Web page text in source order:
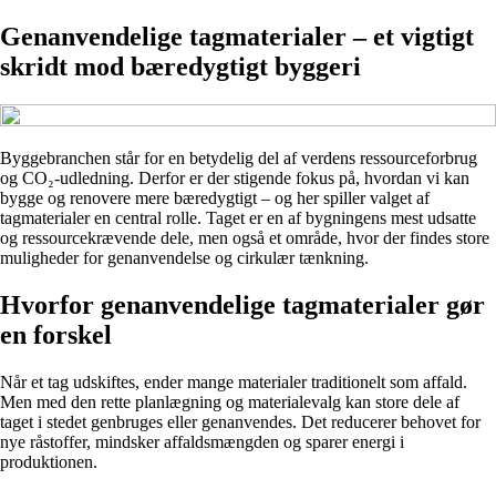
Genanvendelige tagmaterialer – et vigtigt
skridt mod bæredygtigt byggeri
Byggebranchen står for en betydelig del af verdens ressourceforbrug
og CO₂-udledning. Derfor er der stigende fokus på, hvordan vi kan
bygge og renovere mere bæredygtigt – og her spiller valget af
tagmaterialer en central rolle. Taget er en af bygningens mest udsatte
og ressourcekrævende dele, men også et område, hvor der findes store
muligheder for genanvendelse og cirkulær tænkning.
Hvorfor genanvendelige tagmaterialer gør
en forskel
Når et tag udskiftes, ender mange materialer traditionelt som affald.
Men med den rette planlægning og materialevalg kan store dele af
taget i stedet genbruges eller genanvendes. Det reducerer behovet for
nye råstoffer, mindsker affaldsmængden og sparer energi i
produktionen.